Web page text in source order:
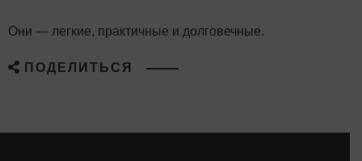
Они — легкие, практичные и долговечные.
ПОДЕЛИТЬСЯ